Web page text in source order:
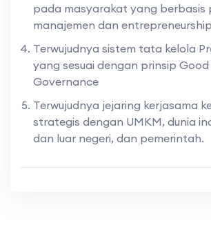
pada masyarakat yang berbasis
manajemen dan entrepreneurship
Terwujudnya sistem tata kelola
yang sesuai dengan prinsip
Governance
Terwujudnya jejaring kerjasama
strategis dengan UMKM, dunia
dan luar negeri, dan pemerintah.